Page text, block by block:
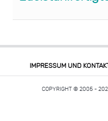
IMPRESSUM UND
COPYRIGHT © 2005 -